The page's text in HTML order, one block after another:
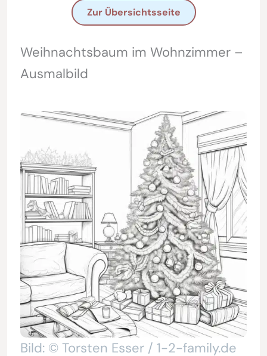
Zur Übersichtsseite
Weihnachtsbaum im Wohnzimmer –
Ausmalbild
Bild: © Torsten Esser / 1-2-family.de